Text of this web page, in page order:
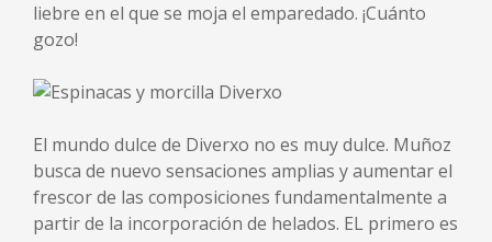
liebre en el que se moja el emparedado. ¡Cuánto
gozo!
El mundo dulce de Diverxo no es muy dulce. Muñoz
busca de nuevo sensaciones amplias y aumentar el
frescor de las composiciones fundamentalmente a
partir de la incorporación de helados. EL primero es